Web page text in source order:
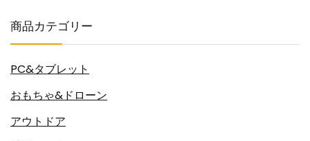
商品カテゴリー
PC&タブレット
おもちゃ&ドローン
アウトドア